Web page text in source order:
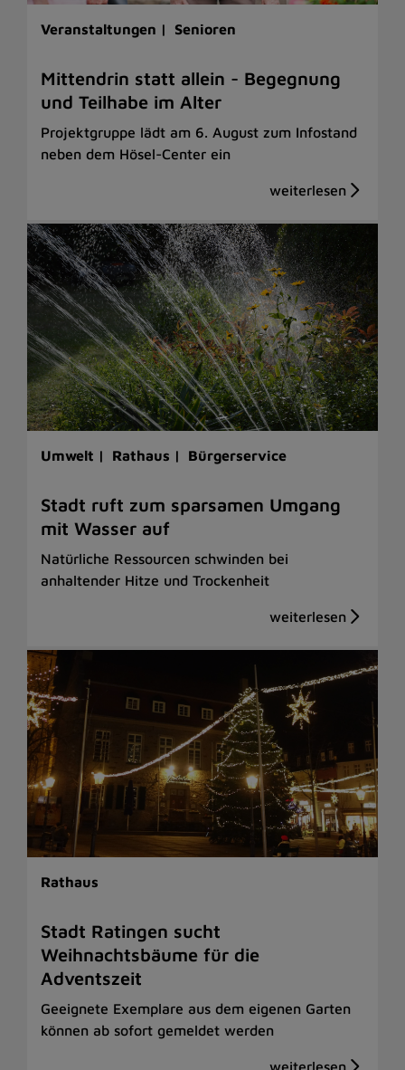
Veranstaltungen | Senioren
Mittendrin statt allein - Begegnung
und Teilhabe im Alter
Projektgruppe lädt am 6. August zum Infostand
neben dem Hösel-Center ein
Umwelt | Rathaus | Bürgerservice
Stadt ruft zum sparsamen Umgang
mit Wasser auf
Natürliche Ressourcen schwinden bei
anhaltender Hitze und Trockenheit
Rathaus
Stadt Ratingen sucht
Weihnachtsbäume für die
Adventszeit
Geeignete Exemplare aus dem eigenen Garten
können ab sofort gemeldet werden